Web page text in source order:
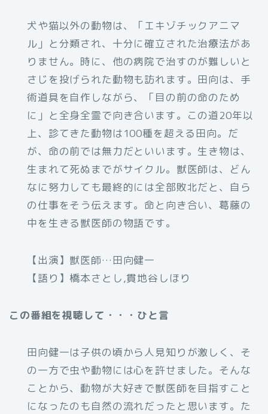
犬や猫以外の動物は、「エキゾチックアニマ
ル」と分類され、十分に確立された治療法があ
りません。時に、他の病院で治すのが難しいと
さじを投げられた動物も訪れます。田向は、手
術道具を自作しながら、「目の前の命のため
に」と全身全霊で向き合います。この道20年以
上、診てきた動物は100種を超える田向。だ
が、命の前では無力だといいます。生き物は、
生まれて死ぬまでがサイクル。獣医師は、どん
なに努力しても最終的には全部敗北だと、自ら
の仕事をそう伝えます。命と向き合い、葛藤の
中を生きる獣医師の物語です。
【出演】獣医師…田向健一
【語り】橋本さとし,貫地谷しほり
この番組を視聴して・・・ひと言
田向健一は子供の頃から人見知りが激しく、そ
の一方で虫や動物には心を許せました。そんな
ことから、動物が大好きで獣医師を目指すこと
になったのも自然の流れだったと思います。た